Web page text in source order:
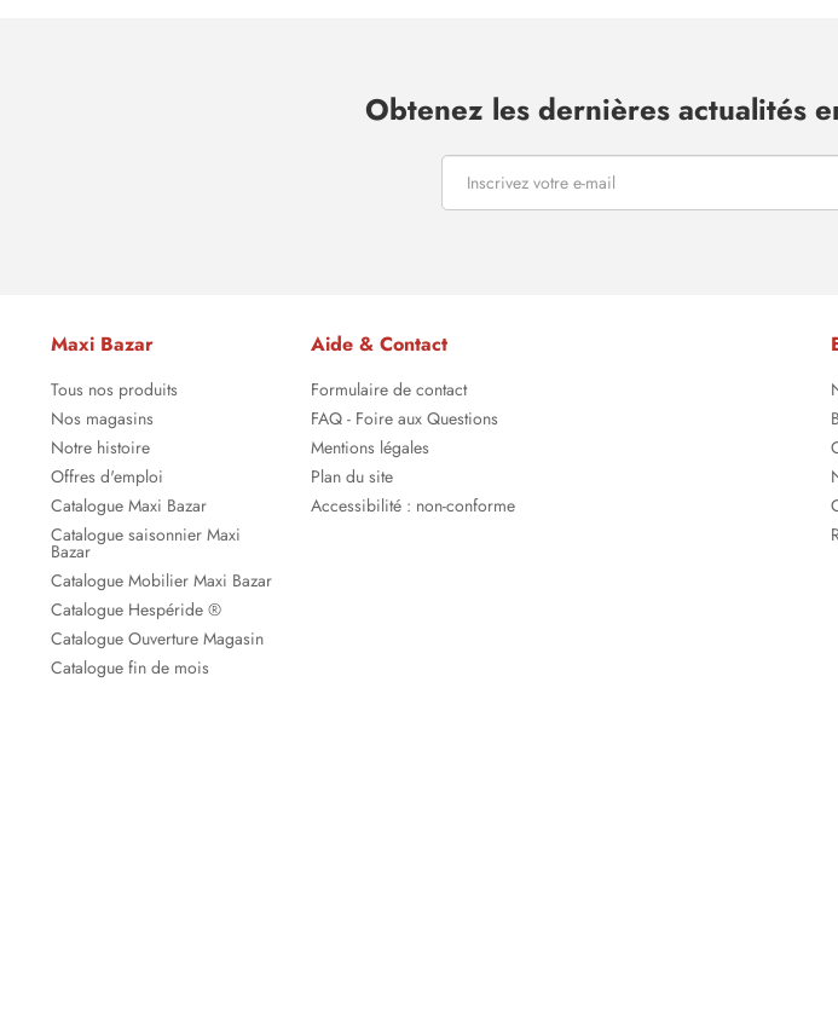
Obtenez les dernières actualités
Maxi Bazar
Tous nos produits
Nos magasins
Notre histoire
Offres d'emploi
Catalogue Maxi Bazar
Catalogue saisonnier Maxi
Bazar
Catalogue Mobilier Maxi Bazar
Catalogue Hespéride ®
Catalogue Ouverture Magasin
Catalogue fin de mois
Aide & Contact
Formulaire de contact
FAQ - Foire aux Questions
Mentions légales
Plan du site
Accessibilité : non-conforme